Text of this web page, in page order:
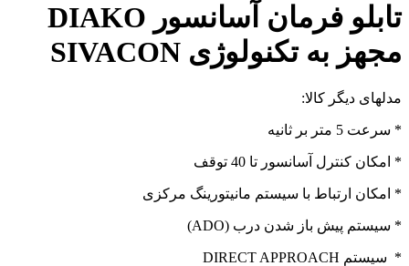
تابلو فرمان آسانسور DIAKO
مجهز به تکنولوژی SIVACON
مدلهای دیگر کالا:
* سرعت 5 متر بر ثانیه
* امکان کنترل آسانسور تا 40 توقف
* امکان ارتباط با سیستم مانیتورینگ مرکزی
* سیستم پیش باز شدن درب (ADO)
* سیستم DIRECT APPROACH